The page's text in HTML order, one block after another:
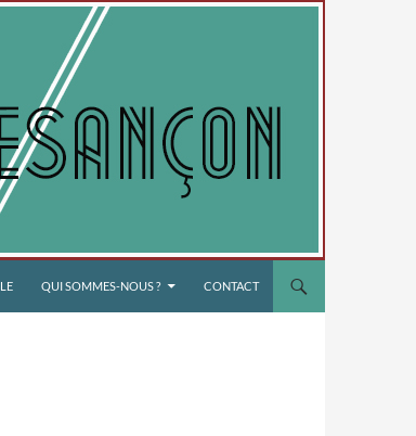
QUI SOMMES-NOUS ? CONTACT